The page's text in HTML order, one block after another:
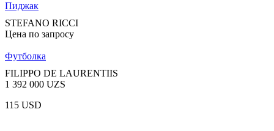
Пиджак
STEFANO RICCI
Цена по запросу
Футболка
FILIPPO DE LAURENTIIS
1 392 000 UZS
115 USD